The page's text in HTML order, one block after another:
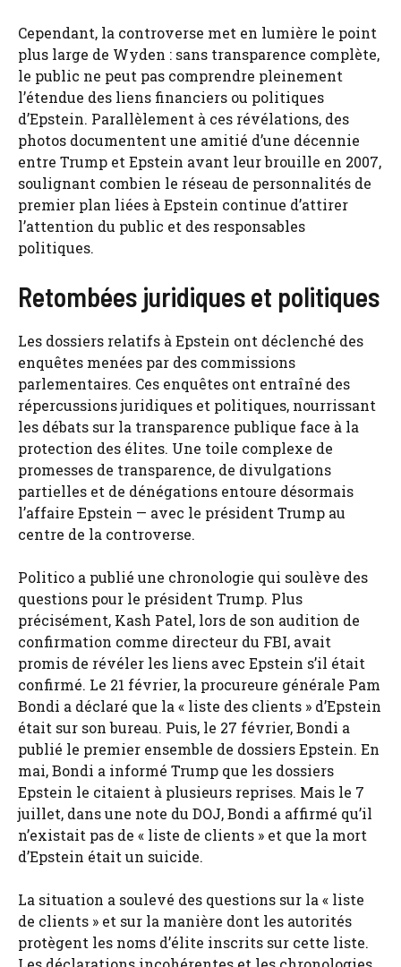
Cependant, la controverse met en lumière le point
plus large de Wyden : sans transparence complète,
le public ne peut pas comprendre pleinement
l’étendue des liens financiers ou politiques
d’Epstein. Parallèlement à ces révélations, des
photos documentent une amitié d’une décennie
entre Trump et Epstein avant leur brouille en 2007,
soulignant combien le réseau de personnalités de
premier plan liées à Epstein continue d’attirer
l’attention du public et des responsables
politiques.
Retombées juridiques et politiques
Les dossiers relatifs à Epstein ont déclenché des
enquêtes menées par des commissions
parlementaires. Ces enquêtes ont entraîné des
répercussions juridiques et politiques, nourrissant
les débats sur la transparence publique face à la
protection des élites. Une toile complexe de
promesses de transparence, de divulgations
partielles et de dénégations entoure désormais
l’affaire Epstein — avec le président Trump au
centre de la controverse.
Politico a publié une chronologie qui soulève des
questions pour le président Trump. Plus
précisément, Kash Patel, lors de son audition de
confirmation comme directeur du FBI, avait
promis de révéler les liens avec Epstein s’il était
confirmé. Le 21 février, la procureure générale Pam
Bondi a déclaré que la « liste des clients » d’Epstein
était sur son bureau. Puis, le 27 février, Bondi a
publié le premier ensemble de dossiers Epstein. En
mai, Bondi a informé Trump que les dossiers
Epstein le citaient à plusieurs reprises. Mais le 7
juillet, dans une note du DOJ, Bondi a affirmé qu’il
n’existait pas de « liste de clients » et que la mort
d’Epstein était un suicide.
La situation a soulevé des questions sur la « liste
de clients » et sur la manière dont les autorités
protègent les noms d’élite inscrits sur cette liste.